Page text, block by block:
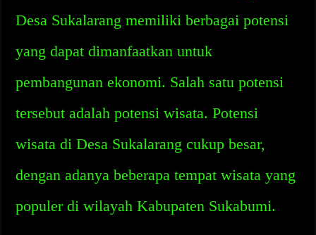
Desa Sukalarang memiliki berbagai potensi
yang dapat dimanfaatkan untuk
pembangunan ekonomi. Salah satu potensi
tersebut adalah potensi wisata. Potensi
wisata di Desa Sukalarang cukup besar,
dengan adanya beberapa tempat wisata yang
populer di wilayah Kabupaten Sukabumi.